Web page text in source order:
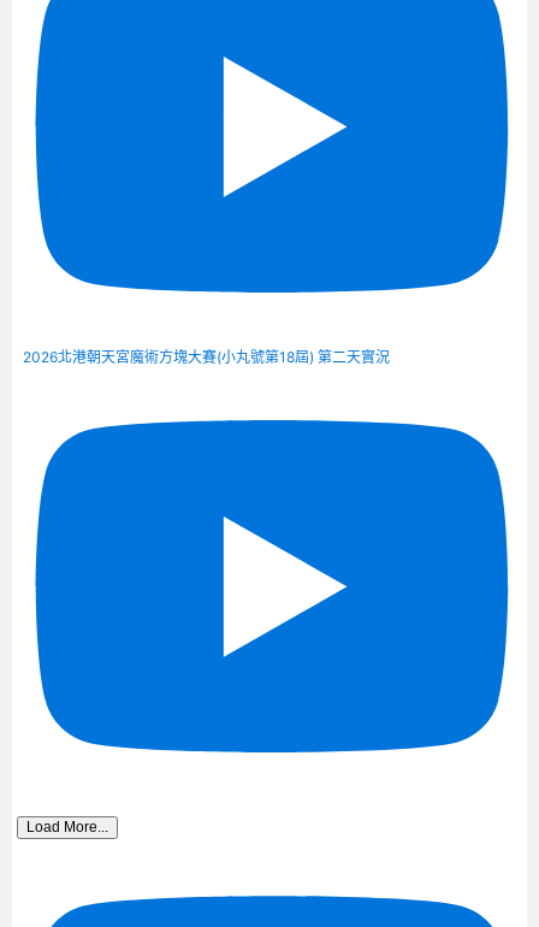
2026北港朝天宮魔術方塊大賽(小丸號第18屆) 第二天實況
Load More...